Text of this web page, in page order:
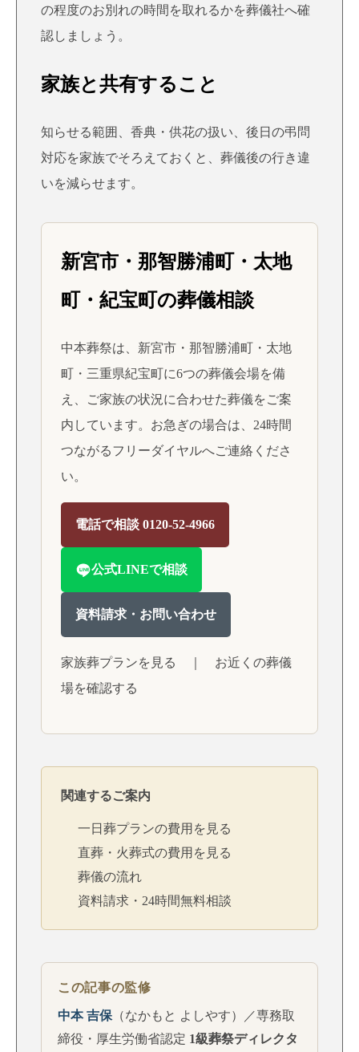
の程度のお別れの時間を取れるかを葬儀社へ確
認しましょう。
家族と共有すること
知らせる範囲、香典・供花の扱い、後日の弔問
対応を家族でそろえておくと、葬儀後の行き違
いを減らせます。
新宮市・那智勝浦町・太地
町・紀宝町の葬儀相談
中本葬祭は、新宮市・那智勝浦町・太地
町・三重県紀宝町に6つの葬儀会場を備
え、ご家族の状況に合わせた葬儀をご案
内しています。お急ぎの場合は、24時間
つながるフリーダイヤルへご連絡くださ
い。
電話で相談 0120-52-4966
公式LINEで相談
資料請求・お問い合わせ
家族葬プランを見る
お近くの葬儀
場を確認する
関連するご案内
一日葬プランの費用を見る
直葬・火葬式の費用を見る
葬儀の流れ
資料請求・24時間無料相談
この記事の監修
中本 吉保 （なかもと よしやす）／専務取
締役・厚生労働省認定 1級葬祭ディレクタ